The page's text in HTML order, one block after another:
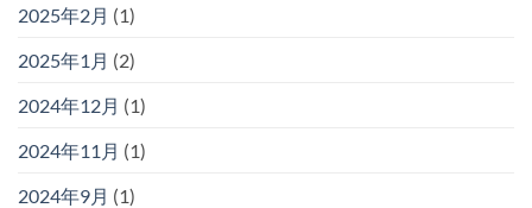
2025年2月 (1)
2025年1月 (2)
2024年12月 (1)
2024年11月 (1)
2024年9月 (1)